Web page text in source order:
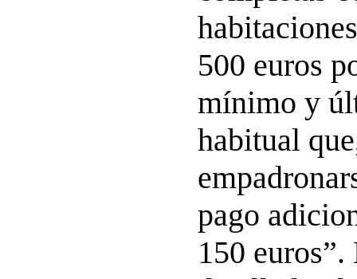
500 euros
mínimo y
habitual
pago
150